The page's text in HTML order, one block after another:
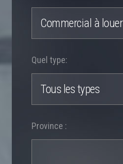
Commercial à louer
Quel type:
Tous les types
Province :